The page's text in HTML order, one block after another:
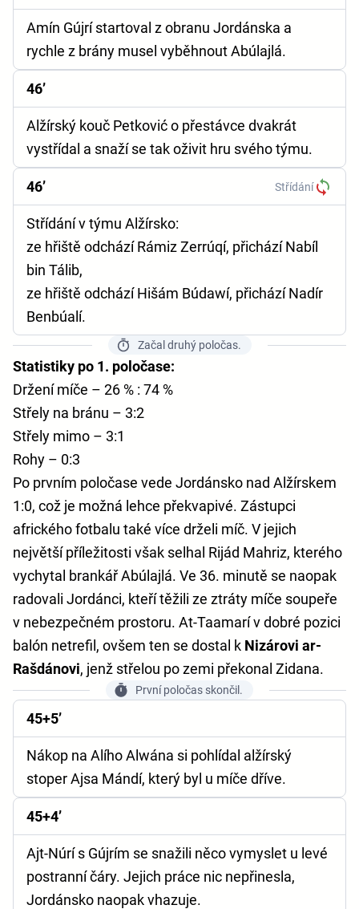
Amín Gújrí startoval z obranu Jordánska a
rychle z brány musel vyběhnout Abúlajlá.
46’
Alžírský kouč Petković o přestávce dvakrát
vystřídal a snaží se tak oživit hru svého týmu.
46’ Střídání
Střídání v týmu Alžírsko:
ze hřiště odchází Rámiz Zerrúqí, přichází Nabíl
bin Tálib,
ze hřiště odchází Hišám Búdawí, přichází Nadír
Benbúalí.
Začal druhý poločas.
Statistiky po 1. poločase:
Držení míče – 26 % : 74 %
Střely na bránu – 3:2
Střely mimo – 3:1
Rohy – 0:3
Po prvním poločase vede Jordánsko nad Alžírskem
1:0, což je možná lehce překvapivé. Zástupci
afrického fotbalu také více drželi míč. V jejich
největší příležitosti však selhal Rijád Mahriz, kterého
vychytal brankář Abúlajlá. Ve 36. minutě se naopak
radovali Jordánci, kteří těžili ze ztráty míče soupeře
v nebezpečném prostoru. At-Taamarí v dobré pozici
balón netrefil, ovšem ten se dostal k Nizárovi ar-
Rašdánovi, jenž střelou po zemi překonal Zidana.
První poločas skončil.
45+5’
Nákop na Alího Alwána si pohlídal alžírský
stoper Ajsa Mándí, který byl u míče dříve.
45+4’
Ajt-Núrí s Gújrím se snažili něco vymyslet u levé
postranní čáry. Jejich práce nic nepřinesla,
Jordánsko naopak vhazuje.